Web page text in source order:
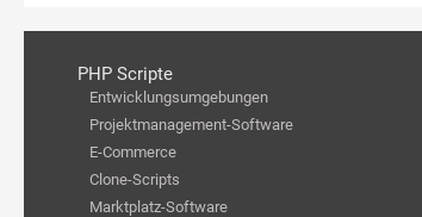
PHP Scripte
Entwicklungsumgebungen
Projektmanagement-Software
E-Commerce
Clone-Scripts
Marktplatz-Software